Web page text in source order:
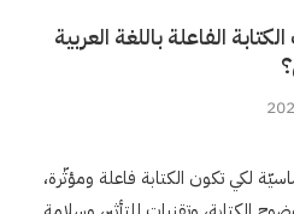
الفاعلة باللغة العربية
لكي تكون الكتابة فاعلة ومؤثّرة،